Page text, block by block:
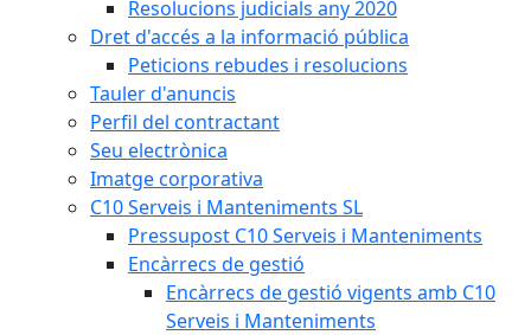
Resolucions judicials any 2020
Dret d'accés a la informació pública
Peticions rebudes i resolucions
Tauler d'anuncis
Perfil del contractant
Seu electrònica
Imatge corporativa
C10 Serveis i Manteniments SL
Pressupost C10 Serveis i Manteniments
Encàrrecs de gestió
Encàrrecs de gestió vigents amb C10
Serveis i Manteniments